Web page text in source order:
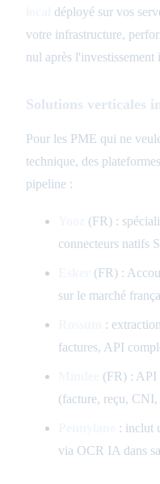
déployé sur vos
votre infrastructure,
nul après
Solutions verticales
Pour les PME qui ne
technique, des
pipeline :
(FR) :
connecteurs natifs
(FR) :
sur le marché
:
factures, API
(FR) : API
(facture, reçu,
: inclut
via OCR IA dans